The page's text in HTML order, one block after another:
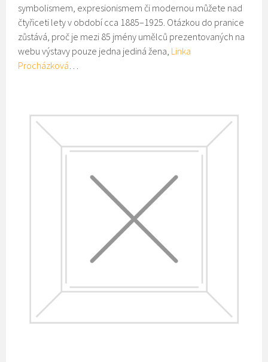
symbolismem, expresionismem či modernou můžete nad
čtyřiceti lety v období cca 1885–1925. Otázkou do pranice
zůstává, proč je mezi 85 jmény umělců prezentovaných na
webu výstavy pouze jedna jediná žena, Linka
Procházková